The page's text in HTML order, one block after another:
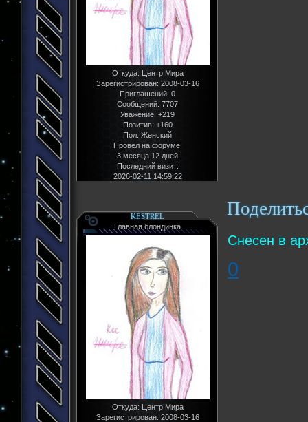
Откуда:Центр Мира
Зарегистрирован: 2008-03-16
Приглашений: 0
Сообщений: 7707
Уважение: +219
Позитив: +160
Пол:Женский
Провел на форуме:
3 месяца 12 дней
Последний визит:
2026-02-11 14:59:22
KESTREL
Главная блондинка
Откуда: Центр Мира
Зарегистрирован: 2008-03-16
Снесен в
0